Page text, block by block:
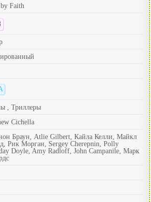
Faith
, Триллеры
Cichella
Браун, Atlie Gilbert, Кайла Келли, Майкл
Рик Морган, Sergey Cherepnin, Polly
Doyle, Amy Radloff, John Campanile, Марк